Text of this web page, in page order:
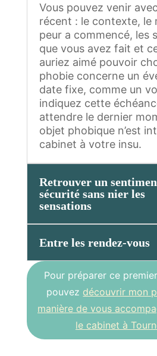
Vous pouvez venir
récent : le contexte, le
peur a commencé, les
que vous avez fait et
auriez aimé pouvoir
phobie concerne un
date fixe, comme un
indiquez cette
attendre le dernier
objet phobique n’est
cabinet à votre insu.
Retrouver un
sécurité sans nier les
sensations
Entre les rendez-vous
Pour préparer ce
pouvez découvrir mon
manière de vous
le cabinet à